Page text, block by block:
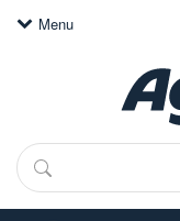
Menu
Hledat